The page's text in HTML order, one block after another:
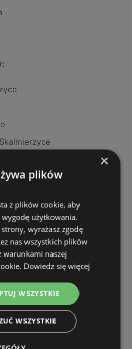
Merlin
×
plików
z plików cookie, aby
użytkowania.
wyrażasz zgodę
nas wszystkich plików
warunkami naszej
Dowiedz się więcej
WSZYSTKIE
WSZYSTKIE